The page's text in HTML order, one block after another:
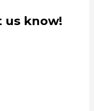
us know!